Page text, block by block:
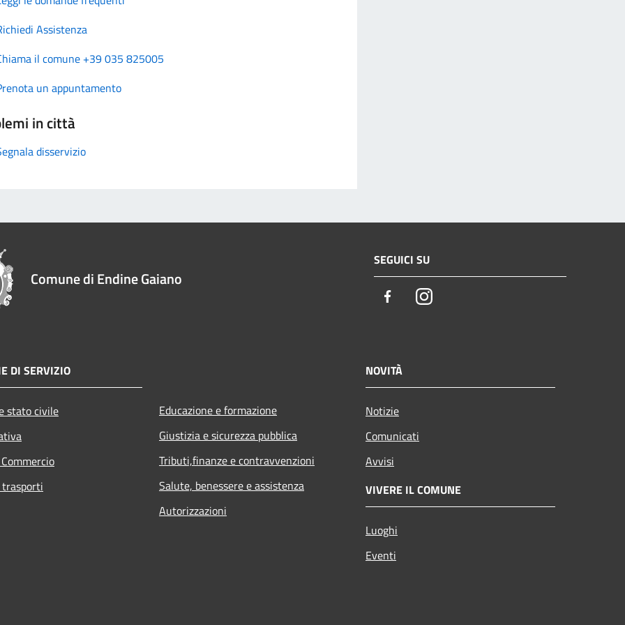
Assistenza
il comune +39 035 825005
un appuntamento
in città
disservizio
Comune di Endine Gaiano
SEGUICI SU
FacebookInstagram
DI SERVIZIO
stato civile
Educazione e formazione
Giustizia e sicurezza pubblica
Tributi,finanze e contravvenzioni
Salute, benessere e assistenza
Autorizzazioni
NOVITÀ
Notizie
Comunicati
Avvisi
VIVERE IL COMUNE
Luoghi
Eventi